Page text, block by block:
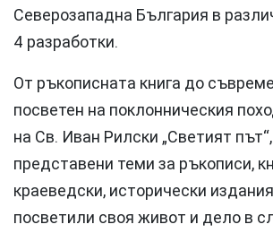
Северозападна България в
4 разработки.
От ръкописната книга до
посветен на поклонническия
на Св. Иван Рилски „Светият
представени теми за ръкописи,
краеведски, исторически
посветили своя живот и дело в